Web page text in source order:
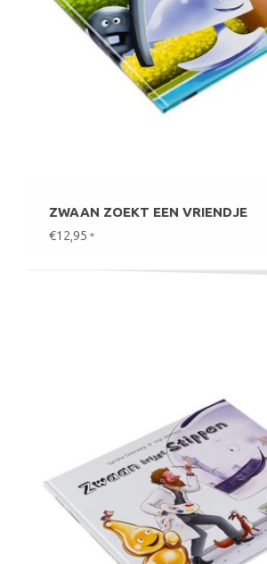
ZWAAN ZOEKT EEN VRIENDJE
€12,95 *